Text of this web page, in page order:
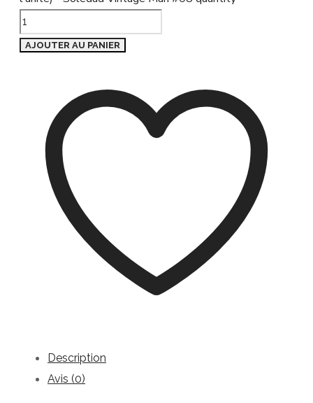
AJOUTER AU PANIER
Description
Avis (0)